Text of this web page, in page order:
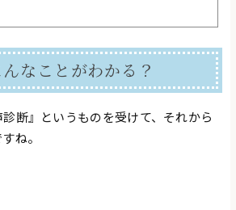
なことがわかる？
断』というものを受けて、それから
ね。